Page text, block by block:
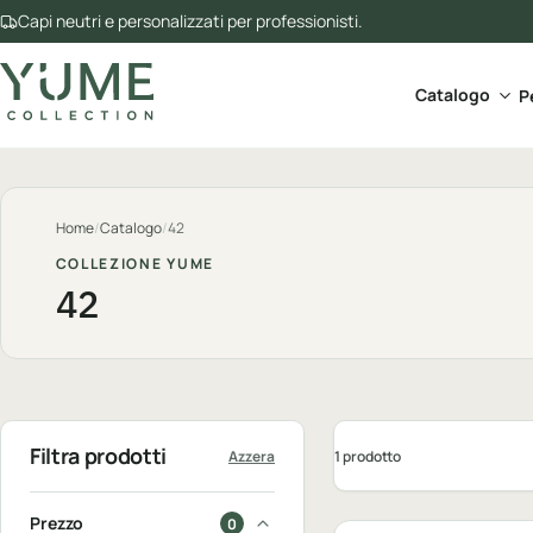
Capi neutri e personalizzati per professionisti.
Catalogo
Home/Catalogo/42
COLLEZIONE YUME
42
Filtra prodotti Azzera
Prezzo 0
1 prodotto
Personalizzabile